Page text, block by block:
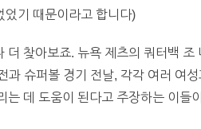
었기 때문이라고 합니다)
더 찾아보죠. 뉴욕 제츠의 쿼터백 조
과 슈퍼볼 경기 전날, 각각 여러 여성
데 도움이 된다고 주장하는 이들이